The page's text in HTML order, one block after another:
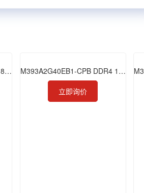
M471A1K43CB1-CTD DDR4 8GB 2666 SODIMM
M393A2G40EB1-CPB DDR4 16GB 2133 RDIMM
立即询价